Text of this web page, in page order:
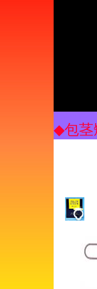
◆包茎